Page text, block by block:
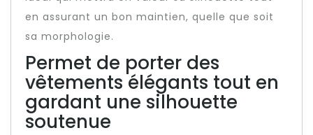
en assurant un bon maintien, quelle que soit
sa morphologie.
Permet de porter des
vêtements élégants tout en
gardant une silhouette
soutenue